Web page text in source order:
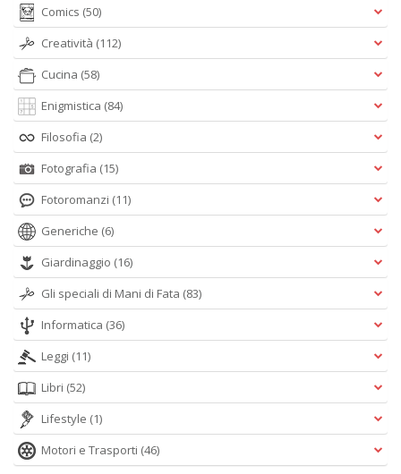
Comics (50)
Creatività (112)
Cucina (58)
Enigmistica (84)
Filosofia (2)
Fotografia (15)
Fotoromanzi (11)
Generiche (6)
Giardinaggio (16)
Gli speciali di Mani di Fata (83)
Informatica (36)
Leggi (11)
Libri (52)
Lifestyle (1)
Motori e Trasporti (46)